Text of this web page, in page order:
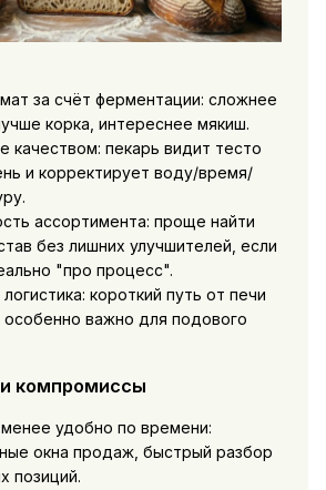
за счёт ферментации: сложнее
корка, интереснее мякиш.
качеством: пекарь видит тесто
и корректирует воду/время/
ассортимента: проще найти
без лишних улучшителей, если
"про процесс".
короткий путь от печи
особенно важно для подового
компромиссы
удобно по времени:
окна продаж, быстрый разбор
позиций.